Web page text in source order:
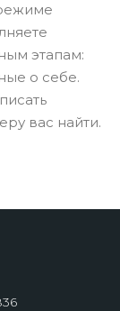
этапам:
о себе.
вас найти.